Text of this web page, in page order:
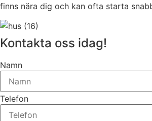
finns nära dig och kan ofta starta
Kontakta oss idag!
Namn
Telefon